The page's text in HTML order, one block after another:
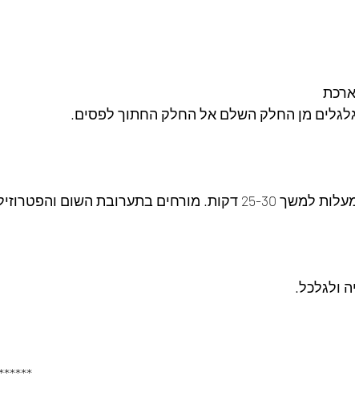
מן החלק השלם אל החלק החתוך לפסים.
מורחים בחלמון ביצה ואופים ב 180 מעלות למשך 25-30 דקות. מורחים בתערובת השום
ולגלכל.